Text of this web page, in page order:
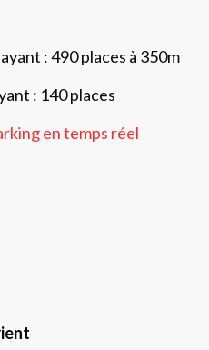
: 490 places à 350m
: 140 places
en temps réel